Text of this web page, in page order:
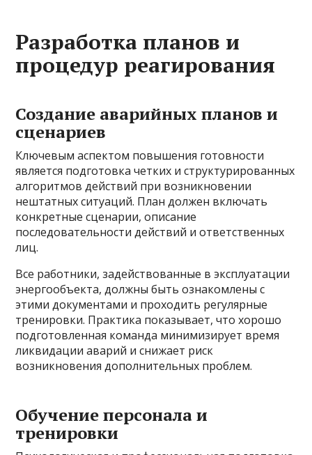
Разработка планов и
процедур реагирования
Создание аварийных планов и
сценариев
Ключевым аспектом повышения готовности
является подготовка четких и структурированных
алгоритмов действий при возникновении
нештатных ситуаций. План должен включать
конкретные сценарии, описание
последовательности действий и ответственных
лиц.
Все работники, задействованные в эксплуатации
энергообъекта, должны быть ознакомлены с
этими документами и проходить регулярные
тренировки. Практика показывает, что хорошо
подготовленная команда минимизирует время
ликвидации аварий и снижает риск
возникновения дополнительных проблем.
Обучение персонала и
тренировки